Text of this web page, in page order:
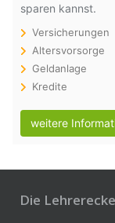
sparen kannst.
Versicherungen
Altersvorsorge
Geldanlage
Kredite
weitere
Die Lehrerecke